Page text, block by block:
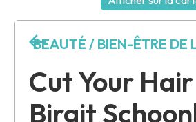
Cut Your
Birgit
BEAUTÉ / BIEN-ÊTRE DE
+
−